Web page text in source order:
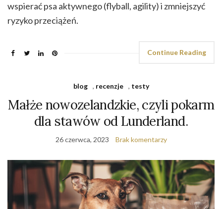
wspierać psa aktywnego (flyball, agility) i zmniejszyć
ryzyko przeciążeń.
Continue Reading
blog , recenzje , testy
Małże nowozelandzkie, czyli pokarm
dla stawów od Lunderland.
26 czerwca, 2023 Brak komentarzy